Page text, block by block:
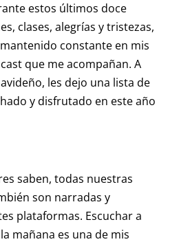
estos últimos doce
clases, alegrías y tristezas,
constante en mis
que me acompañan. A
les dejo una lista de
y disfrutado en este año
saben, todas nuestras
son narradas y
plataformas. Escuchar a
mañana es una de mis